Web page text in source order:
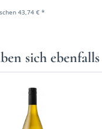
43,74 € *
sich ebenfalls